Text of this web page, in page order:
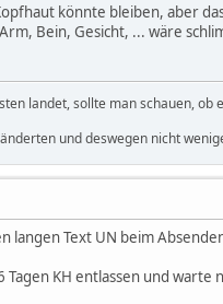
könnte bleiben, aber
Bein, Gesicht, ... wäre
landet, sollte man schauen, ob
und deswegen nicht
langen Text UN beim
Tagen KH entlassen und